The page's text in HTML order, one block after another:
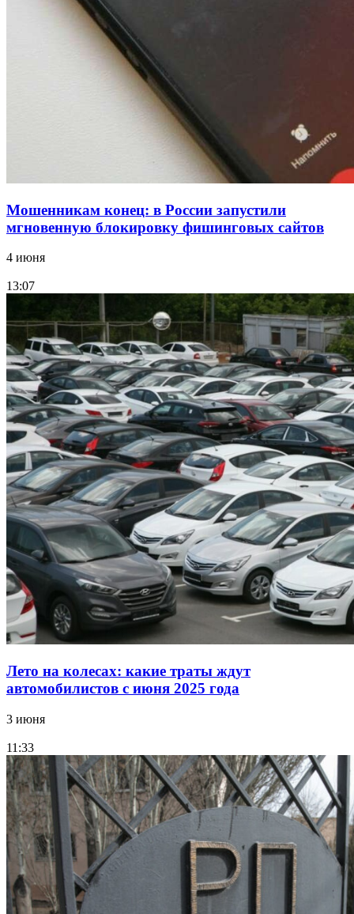
Волгоградские компании нарастили экспорт:
заключены контракты на 3,6 млн долларов
Мошенникам конец: в России запустили
мгновенную блокировку фишинговых сайтов
4 июня
13:07
Лето на колесах: какие траты ждут
автомобилистов с июня 2025 года
3 июня
11:33